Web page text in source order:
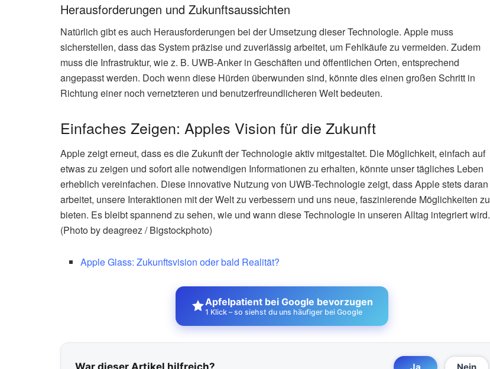
Herausforderungen und Zukunftsaussichten
Natürlich gibt es auch Herausforderungen bei der Umsetzung dieser Technologie. Apple muss
sicherstellen, dass das System präzise und zuverlässig arbeitet, um Fehlkäufe zu vermeiden. Zudem
muss die Infrastruktur, wie z. B. UWB-Anker in Geschäften und öffentlichen Orten, entsprechend
angepasst werden. Doch wenn diese Hürden überwunden sind, könnte dies einen großen Schritt in
Richtung einer noch vernetzteren und benutzerfreundlicheren Welt bedeuten.
Einfaches Zeigen: Apples Vision für die Zukunft
Apple zeigt erneut, dass es die Zukunft der Technologie aktiv mitgestaltet. Die Möglichkeit, einfach auf
etwas zu zeigen und sofort alle notwendigen Informationen zu erhalten, könnte unser tägliches Leben
erheblich vereinfachen. Diese innovative Nutzung von UWB-Technologie zeigt, dass Apple stets daran
arbeitet, unsere Interaktionen mit der Welt zu verbessern und uns neue, faszinierende Möglichkeiten zu
bieten. Es bleibt spannend zu sehen, wie und wann diese Technologie in unseren Alltag integriert wird.
(Photo by deagreez / Bigstockphoto)
Apple Glass: Zukunftsvision oder bald Realität?
Apfelpatient bei Google bevorzugen
1 Klick – so siehst du uns häufiger bei Google